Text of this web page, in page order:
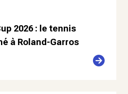
2026 : le tennis
à Roland-Garros